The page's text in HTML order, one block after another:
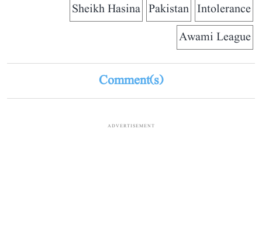
Intolerance
Pakistan
Sheikh Hasina
Awami League
Comment(s)
ADVERTISEMENT